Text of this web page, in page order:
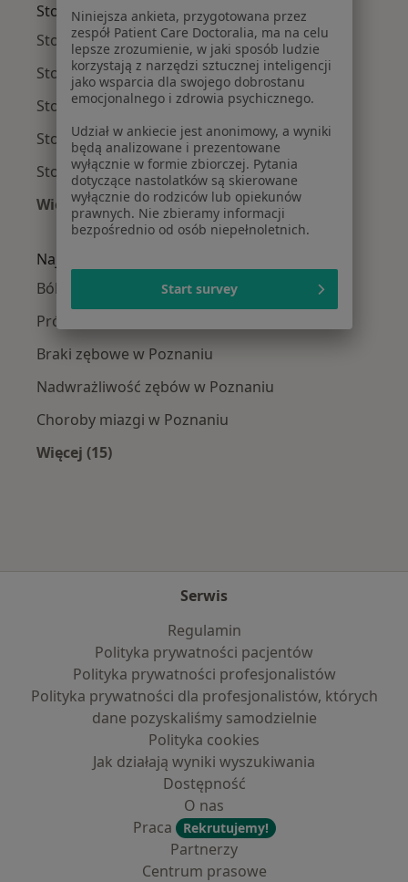
Stomatolodzy w pobliżu
Stomatolodzy Stare Miasto
Stomatolodzy Grunwald
Stomatolodzy Jeżyce
Stomatolodzy Nowe Miasto
Stomatolodzy Wilda
Więcej (2)
Więcej w kategorii: Stomatolodzy w pobliżu
Najczęście leczone choroby
Ból zęba w Poznaniu
Próchnica w Poznaniu
Braki zębowe w Poznaniu
Nadwrażliwość zębów w Poznaniu
Choroby miazgi w Poznaniu
Więcej (15)
Serwis
Regulamin
Polityka prywatności pacjentów
Polityka prywatności profesjonalistów
Polityka prywatności dla profesjonalistów, których
dane pozyskaliśmy samodzielnie
Polityka cookies
Jak działają wyniki wyszukiwania
Dostępność
O nas
Praca
Rekrutujemy!
Partnerzy
Centrum prasowe
Niniejsza ankieta, przygotowana przez
zespół Patient Care Doctoralia, ma na celu
lepsze zrozumienie, w jaki sposób ludzie
korzystają z narzędzi sztucznej inteligencji
jako wsparcia dla swojego dobrostanu
emocjonalnego i zdrowia psychicznego.
Udział w ankiecie jest anonimowy, a wyniki
będą analizowane i prezentowane
wyłącznie w formie zbiorczej. Pytania
dotyczące nastolatków są skierowane
wyłącznie do rodziców lub opiekunów
prawnych. Nie zbieramy informacji
bezpośrednio od osób niepełnoletnich.
Start survey